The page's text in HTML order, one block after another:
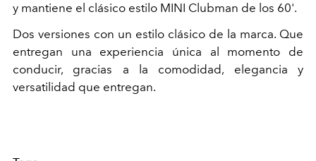
y mantiene el clásico estilo MINI Clubman de los 60'.
Dos versiones con un estilo clásico de la marca. Que
entregan una experiencia única al momento de
conducir, gracias a la comodidad, elegancia y
versatilidad que entregan.